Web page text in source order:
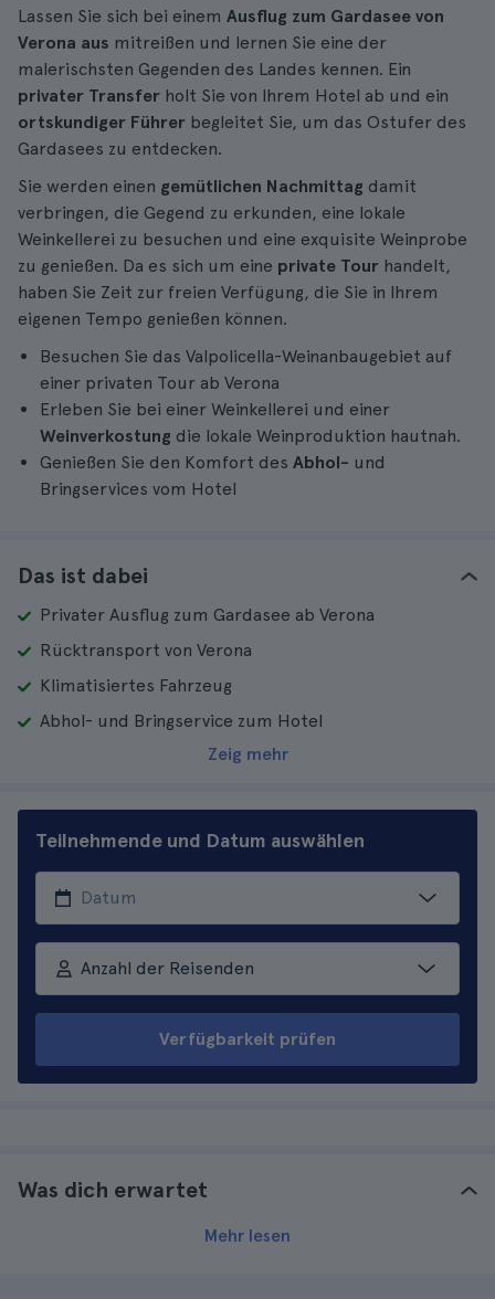
Lassen Sie sich bei einem Ausflug zum Gardasee von
Verona aus mitreißen und lernen Sie eine der
malerischsten Gegenden des Landes kennen. Ein
privater Transfer holt Sie von Ihrem Hotel ab und ein
ortskundiger Führer begleitet Sie, um das Ostufer des
Gardasees zu entdecken.
Sie werden einen gemütlichen Nachmittag damit
verbringen, die Gegend zu erkunden, eine lokale
Weinkellerei zu besuchen und eine exquisite Weinprobe
zu genießen. Da es sich um eine private Tour handelt,
haben Sie Zeit zur freien Verfügung, die Sie in Ihrem
eigenen Tempo genießen können.
Besuchen Sie das Valpolicella-Weinanbaugebiet auf
einer privaten Tour ab Verona
Erleben Sie bei einer Weinkellerei und einer
Weinverkostung die lokale Weinproduktion hautnah.
Genießen Sie den Komfort des Abhol- und
Bringservices vom Hotel
Das ist dabei
Privater Ausflug zum Gardasee ab Verona
Rücktransport von Verona
Klimatisiertes Fahrzeug
Abhol- und Bringservice zum Hotel
Zeig mehr
Teilnehmende und Datum auswählen
Anzahl der Reisenden
Verfügbarkeit prüfen
Was dich erwartet
Mehr lesen